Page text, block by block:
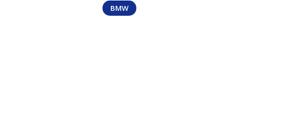
BMW